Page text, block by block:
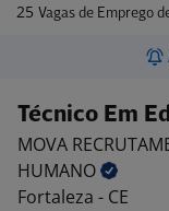
25 Vagas de Emprego
Técnico Em
MOVA
HUMANO
Fortaleza - CE